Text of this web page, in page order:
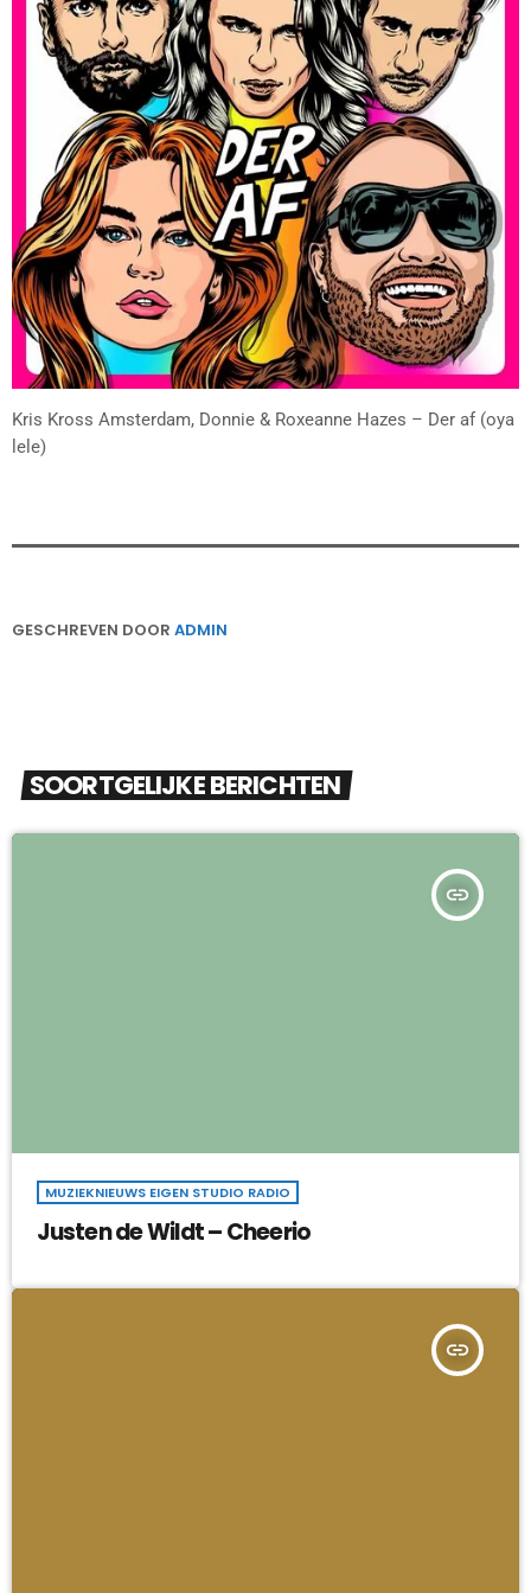
Kris Kross Amsterdam, Donnie & Roxeanne Hazes – Der af (oya
lele)
GESCHREVEN DOOR ADMIN
SOORTGELIJKE BERICHTEN
insert_link
MUZIEKNIEUWS EIGEN STUDIO RADIO
Justen de Wildt – Cheerio
insert_link